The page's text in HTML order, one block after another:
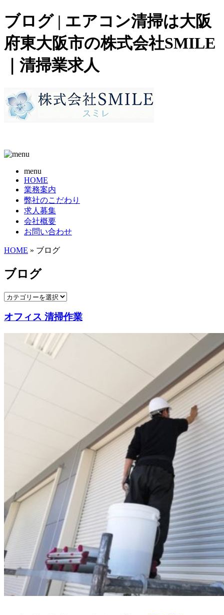
ブログ | エアコン清掃は大阪
府東大阪市の株式会社SMILE
｜清掃業求人
menu
HOME
業務案内
弊社のこだわり
求人募集
会社概要
お問い合わせ
HOME » ブログ
ブログ
オフィス 清掃作業